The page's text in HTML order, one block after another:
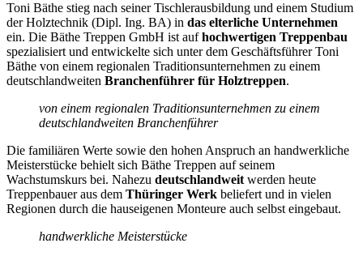
Toni Bäthe stieg nach seiner Tischlerausbildung und einem Studium
der Holztechnik (Dipl. Ing. BA) in das elterliche Unternehmen
ein. Die Bäthe Treppen GmbH ist aufhochwertigen Treppenbau
spezialisiert und entwickelte sich unter dem Geschäftsführer Toni
Bäthe von einem regionalen Traditionsunternehmen zu einem
deutschlandweiten Branchenführer für Holztreppen.
von einem regionalen Traditionsunternehmen zu einem
deutschlandweiten Branchenführer
Die familiären Werte sowie den hohen Anspruch an handwerkliche
Meisterstücke behielt sich Bäthe Treppen auf seinem
Wachstumskurs bei. Nahezu deutschlandweitwerden heute
Treppenbauer aus dem Thüringer Werk beliefert und in vielen
Regionen durch die hauseigenen Monteure auch selbst eingebaut.
handwerkliche Meisterstücke